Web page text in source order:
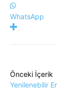
WhatsApp
Önceki İçerik
Yenilenebilir